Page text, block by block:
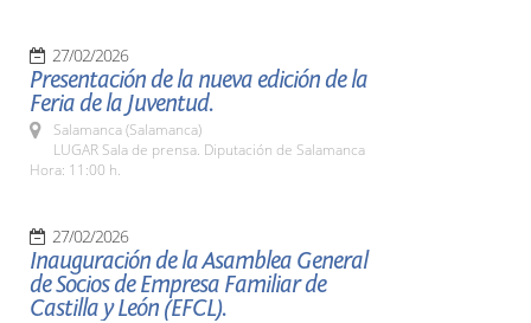
27/02/2026
Presentación de la nueva edición de la
Feria de la Juventud.
Salamanca (Salamanca)
LUGAR Sala de prensa. Diputación de Salamanca
Hora: 11:00 h.
27/02/2026
Inauguración de la Asamblea General
de Socios de Empresa Familiar de
Castilla y León (EFCL).